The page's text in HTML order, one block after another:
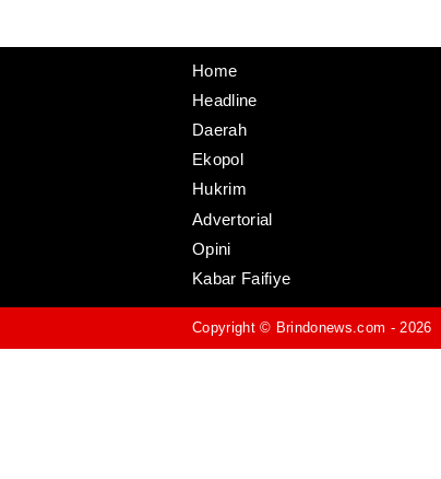
Home
Headline
Daerah
Ekopol
Hukrim
Advertorial
Opini
Kabar Faifiye
Copyright © Brindonews.com - 2026